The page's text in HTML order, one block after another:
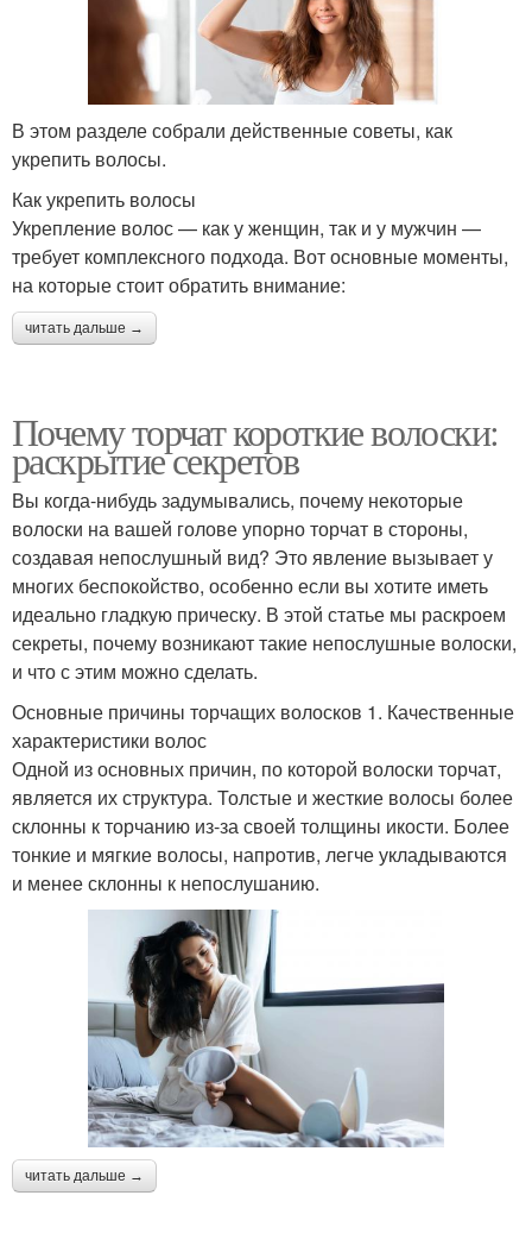
В этом разделе собрали действенные советы, как
укрепить волосы.
Как укрепить волосы
Укрепление волос — как у женщин, так и у мужчин —
требует комплексного подхода. Вот основные моменты,
на которые стоит обратить внимание:
читать дальше →
Почему торчат короткие волоски:
раскрытие секретов
Вы когда-нибудь задумывались, почему некоторые
волоски на вашей голове упорно торчат в стороны,
создавая непослушный вид? Это явление вызывает у
многих беспокойство, особенно если вы хотите иметь
идеально гладкую прическу. В этой статье мы раскроем
секреты, почему возникают такие непослушные волоски,
и что с этим можно сделать.
Основные причины торчащих волосков 1. Качественные
характеристики волос
Одной из основных причин, по которой волоски торчат,
является их структура. Толстые и жесткие волосы более
склонны к торчанию из-за своей толщины икости. Более
тонкие и мягкие волосы, напротив, легче укладываются
и менее склонны к непослушанию.
читать дальше →